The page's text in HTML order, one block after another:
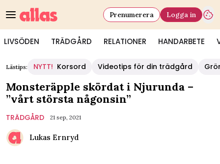
LIVSÖDEN TRÄDGÅRD RELATIONER HANDARBETE
Prenumerera Logga in
Lästips: NYTT! Korsord Videotips för din trädgård
Monsteräpple skördat i Njurunda –
”vårt största någonsin”
TRÄDGÅRD 21 sep, 2021
Lukas Ernryd